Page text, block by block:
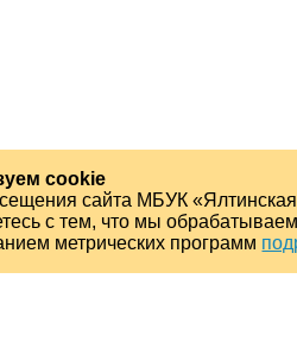
cookie
сайта МБУК
с тем, что мы
метрических программ